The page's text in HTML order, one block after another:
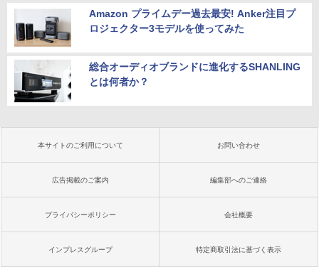
Amazon プライムデー過去最安! Anker注目プ
ロジェクター3モデルを使ってみた
総合オーディオブランドに進化するSHANLING
とは何者か？
本サイトのご利用について お問い合わせ
広告掲載のご案内 編集部へのご連絡
プライバシーポリシー 会社概要
インプレスグループ 特定商取引法に基づく表示